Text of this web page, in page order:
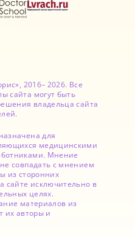
2016– 2026. Все
сайта могут быть
владельца сайта
для
медицинскими
Мнение
совпадать с мнением
из сторонних
сайте исключительно в
целях.
материалов из
их авторы и